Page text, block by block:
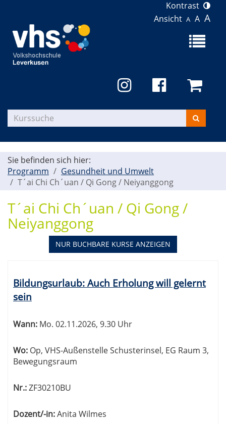
Kontrast
Ansicht A A A
Menü
Kurse
suchen
Sie befinden sich hier:
Programm
Gesundheit und Umwelt
T´ai Chi Ch´uan / Qi Gong / Neiyanggong
T´ai Chi Ch´uan / Qi Gong /
Neiyanggong
NUR BUCHBARE KURSE ANZEIGEN
Tabellenüberschriften
können
sortiert
Bildungsurlaub: Auch Erholung will gelernt
sein
Wann: Mo. 02.11.2026, 9.30 Uhr
Wo: Op, VHS-Außenstelle Schusterinsel, EG Raum 3,
Bewegungsraum
Nr.:ZF30210BU
Dozent/-in:Anita Wilmes